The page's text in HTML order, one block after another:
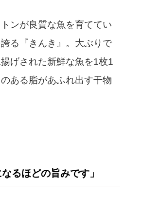
ンが良質な魚を育ててい
る『きんき』。大ぶりで
げされた新鮮な魚を1枚1
ある脂があふれ出す干物
るほどの旨みです」